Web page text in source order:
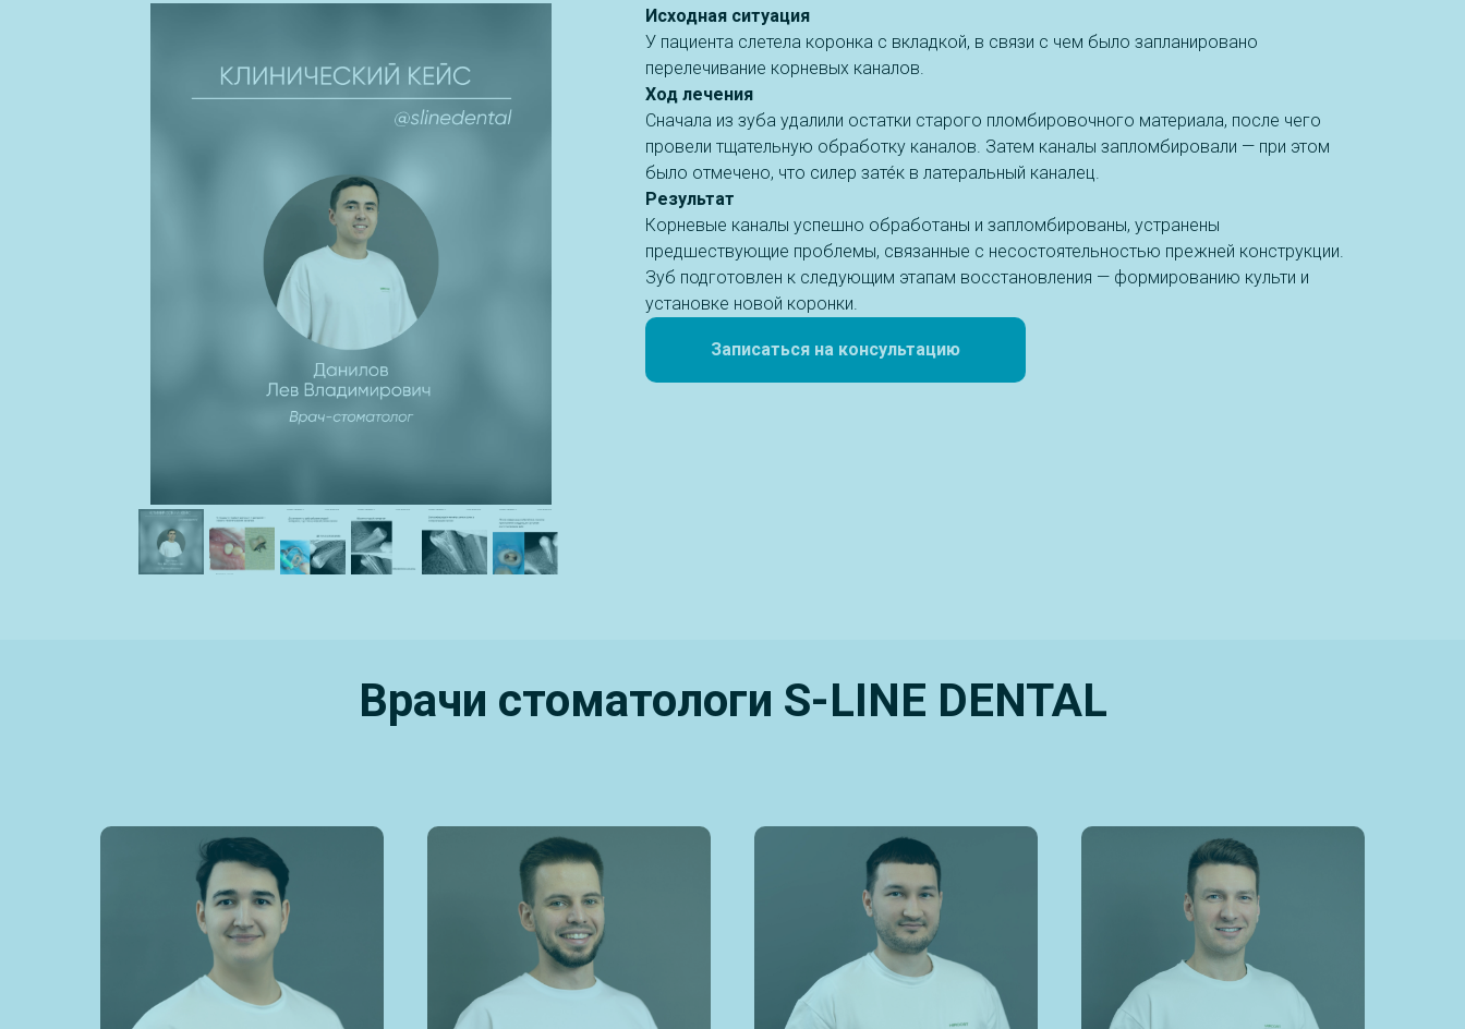
Исходная ситуация
У пациента слетела коронка с вкладкой, в связи с чем было запланировано
перелечивание корневых каналов.
Ход лечения
Сначала из зуба удалили остатки старого пломбировочного материала, после чего
провели тщательную обработку каналов. Затем каналы запломбировали — при этом
было отмечено, что силер зате́к в латеральный каналец.
Результат
Корневые каналы успешно обработаны и запломбированы, устранены
предшествующие проблемы, связанные с несостоятельностью прежней конструкции.
Зуб подготовлен к следующим этапам восстановления — формированию культи и
установке новой коронки.
Записаться на консультацию
Врачи стоматологи S-LINE DENTAL